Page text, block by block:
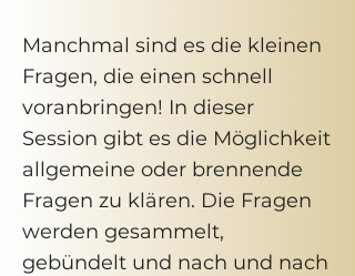
Manchmal sind es die kleinen
Fragen, die einen schnell
voranbringen! In dieser
Session gibt es die Möglichkeit
allgemeine oder brennende
Fragen zu klären. Die Fragen
werden gesammelt,
gebündelt und nach und nach